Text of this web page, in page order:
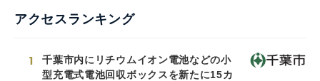
アクセスランキング
1
千葉市内にリチウムイオン電池などの小
型充電式電池回収ボックスを新たに15カ